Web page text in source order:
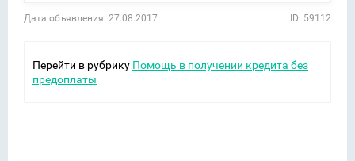
Дата объявления: 27.08.2017 ID: 59112
Перейти в рубрику Помощь в получении кредита без
предоплаты